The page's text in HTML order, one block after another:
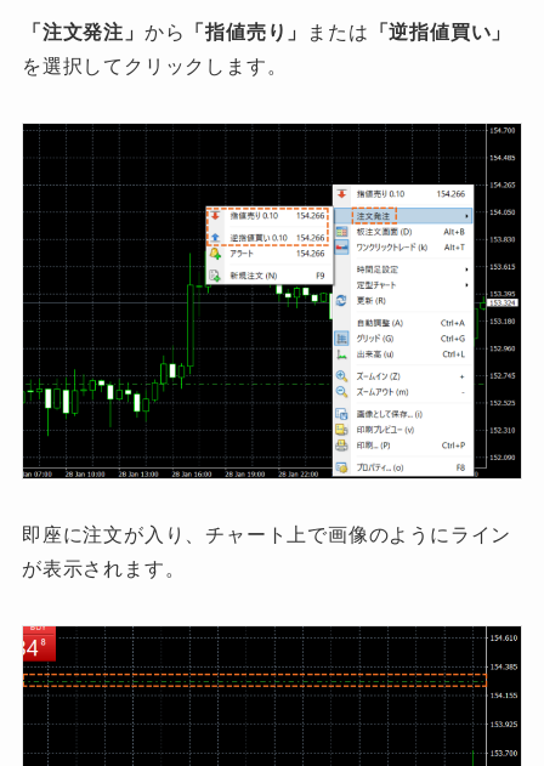
「注文発注」 から 「指値売り」 または 「逆指値買い」
を選択してクリックします。
即座に注文が入り、チャート上で画像のようにライン
が表示されます。